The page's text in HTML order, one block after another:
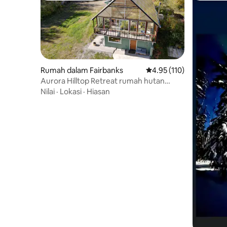
Rumah dalam Fairbanks Penarafan purata 4.95
4.95 (110)
Aurora Hilltop Retreat rumah hutan
tenang dengan tab mandi air panas
Nilai · Lokasi · Hiasan